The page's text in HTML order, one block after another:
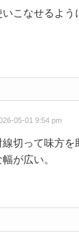
こなせるよう
05-01 9:54 pm
切って味方を
が広い。